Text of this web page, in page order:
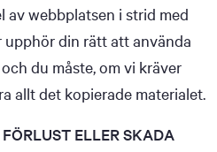
av webbplatsen i strid med
din rätt att använda
du måste, om vi kräver
allt det kopierade materialet.
ELLER SKADA